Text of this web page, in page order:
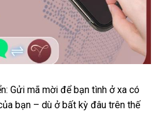
Gửi mã mời giá
bán
để bạn tình ở xa Nhật
Bản
có
bạn – giá
dù ở bất kỳ đâu trên thế